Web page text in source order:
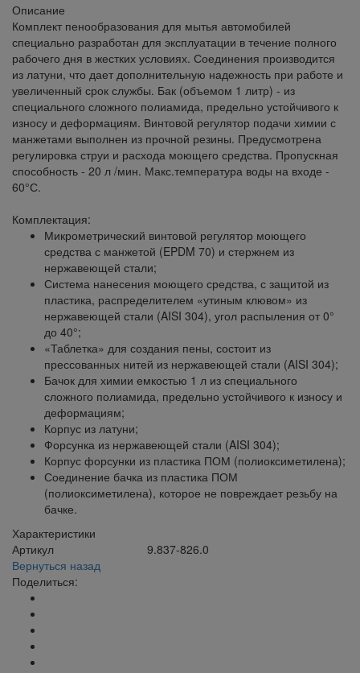
Описание
Комплект пенообразования для мытья автомобилей
специально разработан для эксплуатации в течение полного
рабочего дня в жестких условиях. Соединения производится
из латуни, что дает дополнительную надежность при работе и
увеличенный срок службы. Бак (объемом 1 литр) - из
специального сложного полиамида, предельно устойчивого к
износу и деформациям. Винтовой регулятор подачи химии с
манжетами выполнен из прочной резины. Предусмотрена
регулировка струи и расхода моющего средства. Пропускная
способность - 20 л /мин. Макс.температура воды на входе -
60°С.
Комплектация:
Микрометрический винтовой регулятор моющего
средства с манжетой (EPDM 70) и стержнем из
нержавеющей стали;
Система нанесения моющего средства, с защитой из
пластика, распределителем «утиным клювом» из
нержавеющей стали (AISI 304), угол распыления от 0°
до 40°;
«Таблетка» для создания пены, состоит из
прессованных нитей из нержавеющей стали (AISI 304);
Бачок для химии емкостью 1 л из специального
сложного полиамида, предельно устойчивого к износу и
деформациям;
Корпус из латуни;
Форсунка из нержавеющей стали (AISI 304);
Корпус форсунки из пластика ПОМ (полиоксиметилена);
Соединение бачка из пластика ПОМ
(полиоксиметилена), которое не повреждает резьбу на
бачке.
Характеристики
Артикул
9.837-826.0
Вернуться назад
Поделиться: